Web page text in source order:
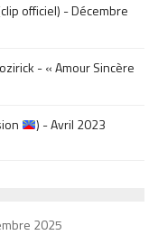
officiel) - Décembre
- « Amour Sincère
) - Avril 2023
2025